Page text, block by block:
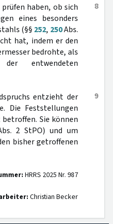
8
haben, ob sich
eines besonders
(§§ 252, 250Abs.
hat, indem er den
bedrohte, als
entwendeten
9
entzieht der
Die Feststellungen
Sie können
2 StPO) und um
bisher getroffenen
HRRS 2025 Nr. 987
Christian Becker